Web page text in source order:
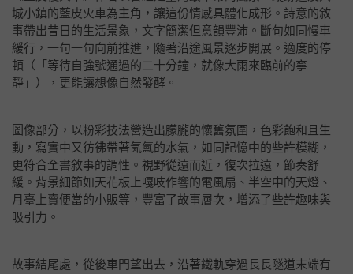
城小鎮的藍皮火車為主角，讓這份情感具體化成形。詩意的敘
事帶出昔日的生活景象，文字簡潔但意韻豐沛。斷句如同慢車
緩行，一句一句向前推進，隨著沿途風景逐步開展。適度的停
頓（「等待自強號通過的二十分鐘，就像大雨來臨前的寧
靜」），更能讓想像自然發酵。
圖像部分，以粉彩技法營造出朦朧的懷舊氛圍，色彩飽和且生
動，寫實中又彷彿帶著氤氳的水氣，如同記憶中的些許模糊，
更符合全書敘事的調性。視野從遠而近，復次拉遠，節奏舒
緩。背景細節如天花板上嘎吱作響的電風扇、半空中的天燈、
月臺上賣便當的小販等，豐富了故事層次，增添了些許趣味與
吸引力。
故事結尾處，從後車門望出去，沿著鐵軌穿過長長隧道末端有